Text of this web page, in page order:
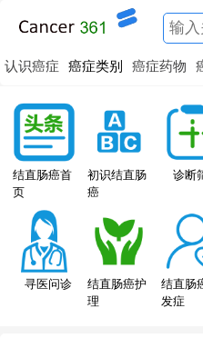
认识癌症 癌症类别 癌症药物
结直肠癌首
页
初识结直肠
癌
诊断
寻医问诊
结直肠癌护
理
结直肠
发症